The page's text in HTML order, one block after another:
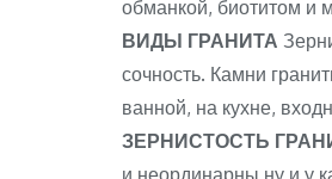
обманкой, биотитом и
ВИДЫ ГРАНИТА
сочность. Камни
ванной, на кухне,
ЗЕРНИСТОСТЬ